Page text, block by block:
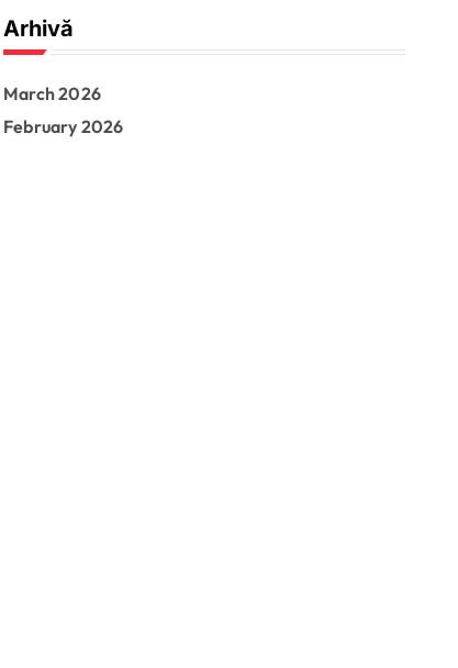
Arhivă
March 2026
February 2026